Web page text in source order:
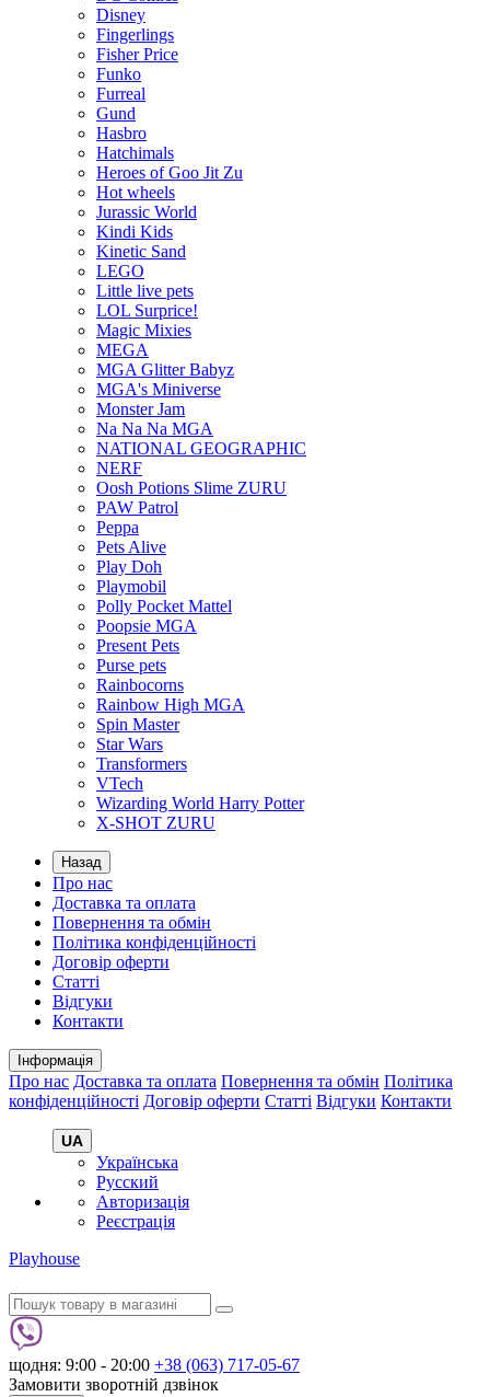
Disney
Fingerlings
Fisher Price
Funko
Furreal
Gund
Hasbro
Hatchimals
Heroes of Goo Jit Zu
Hot wheels
Jurassic World
Kindi Kids
Kinetic Sand
LEGO
Little live pets
LOL Surprice!
Magic Mixies
MEGA
MGA Glitter Babyz
MGA's Miniverse
Monster Jam
Na Na Na MGA
NATIONAL GEOGRAPHIC
NERF
Oosh Potions Slime ZURU
PAW Patrol
Peppa
Pets Alive
Play Doh
Playmobil
Polly Pocket Mattel
Poopsie MGA
Present Pets
Purse pets
Rainbocorns
Rainbow High MGA
Spin Master
Star Wars
Transformers
VTech
Wizarding World Harry Potter
X-SHOT ZURU
Назад
Про нас
Доставка та оплата
Повернення та обмін
Політика конфіденційності
Договір оферти
Статті
Відгуки
Контакти
Інформація
Про нас Доставка та оплата Повернення та обмін Політика
конфіденційності Договір оферти Статті Відгуки Контакти
UA
Українська
Русский
Авторизація
Реєстрація
Playhouse
щодня: 9:00 - 20:00 +38 (063) 717-05-67
Замовити зворотній дзвінок